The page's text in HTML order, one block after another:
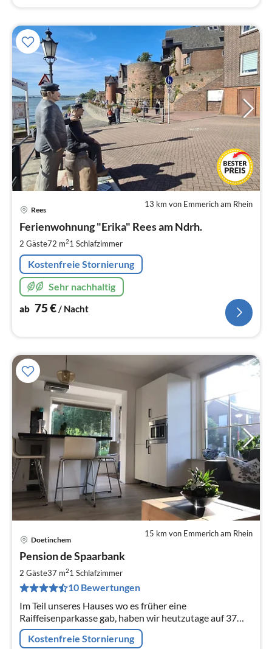
13 km von Emmerich am Rhein
Rees
Ferienwohnung "Erika" Rees am Ndrh.
2 Gäste72 m21 Schlafzimmer
Kostenfreie Stornierung
Sehr nachhaltig
ab 75€/ Nacht
15 km von Emmerich am Rhein
Doetinchem
Pension de Spaarbank
2 Gäste37 m21 Schlafzimmer
10 Bewertungen
Im Teil unseres Hauses wo es früher eine
Raiffeisenparkasse gab, haben wir heutzutage auf 37
Quadratmeter eine schöne Ferienwohnung für 2
Personen eingerichtet.
Kostenfreie Stornierung